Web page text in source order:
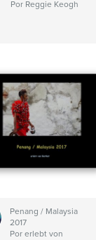
Por Reggie Keogh
Penang / Malaysia
2017
Por erlebt von